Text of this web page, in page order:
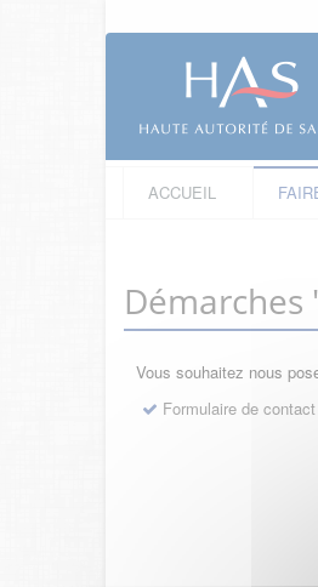
ACCUEIL
Démarches
Vous souhaitez nous
Formulaire de contact